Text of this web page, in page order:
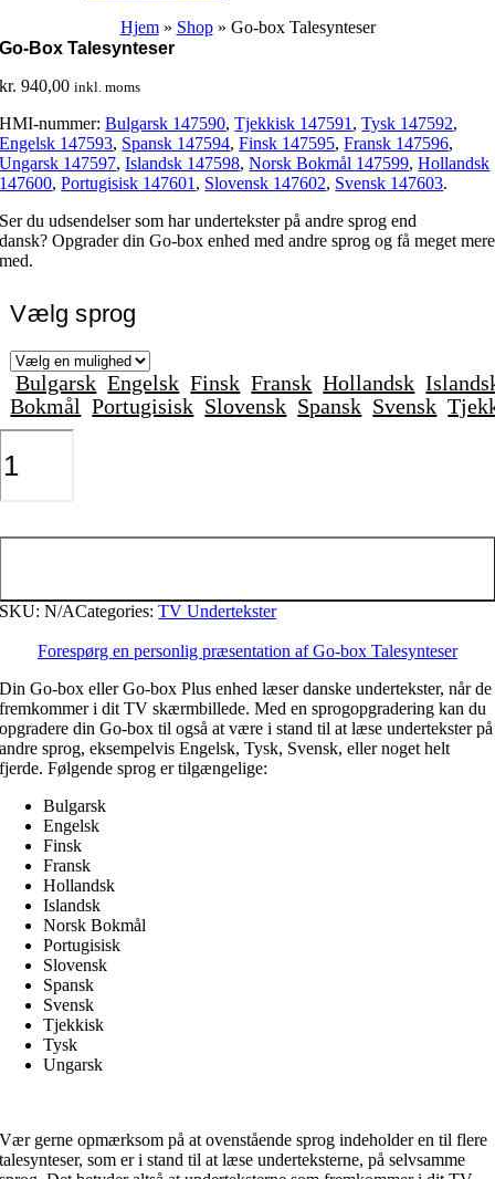
Hjem» Shop» Go-box Talesynteser
Go-Box Talesynteser
kr. 940,00 inkl. moms
HMI-nummer:Bulgarsk 147590,Tjekkisk 147591 ,Tysk 147592,
Engelsk 147593, Spansk 147594,Finsk 147595,Fransk 147596,
Ungarsk 147597,Islandsk 147598,Norsk Bokmål 147599,Hollandsk
147600,Portugisisk 147601 , Slovensk 147602, Svensk 147603.
Ser du udsendelser som har undertekster på andre sprog end
dansk? Opgrader din Go-box enhed med andre sprog og få meget mere
med.
Vælg sprog
Bulgarsk Engelsk Finsk Fransk Hollandsk
Bokmål Portugisisk Slovensk Spansk Svensk
SKU:N/ACategories:TV Undertekster
Forespørg en personlig præsentation af Go-box Talesynteser
Din Go-box eller Go-box Plus enhed læser danske undertekster, når de
fremkommer i dit TV skærmbillede. Med en sprogopgradering kan du
opgradere din Go-box til også at være i stand til at læse undertekster på
andre sprog, eksempelvis Engelsk, Tysk, Svensk, eller noget helt
fjerde. Følgende sprog er tilgængelige:
Bulgarsk
Engelsk
Finsk
Fransk
Hollandsk
Islandsk
Norsk Bokmål
Portugisisk
Slovensk
Spansk
Svensk
Tjekkisk
Tysk
Ungarsk
Vær gerne opmærksom på at ovenstående sprog indeholder en til flere
talesynteser, som er i stand til at læse underteksterne, på selvsamme